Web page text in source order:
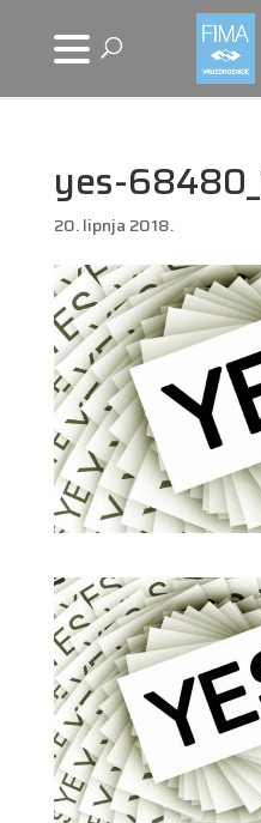
yes-
20. lipnja 2018.